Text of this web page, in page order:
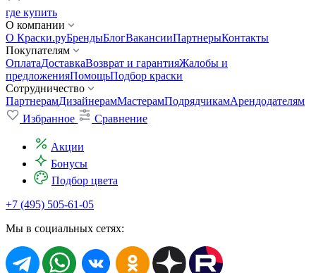
где купить
О компании
О Краски.руБрендыБлогВакансииПартнерыКонтакты
Покупателям
ОплатаДоставкаВозврат и гарантияЖалобы и
предложенияПомощьПодбор краски
Сотрудничество
ПартнерамДизайнерамМастерамПодрядчикамАрендодателям
Избранное
Сравнение
Акции
Бонусы
Подбор цвета
+7 (495) 505-61-05
Мы в социальных сетях: